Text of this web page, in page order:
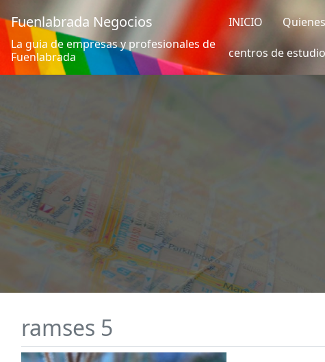
Fuenlabrada Negocios
La guia de empresas y profesionales de
Fuenlabrada
INICIO
centros de
ramses 5